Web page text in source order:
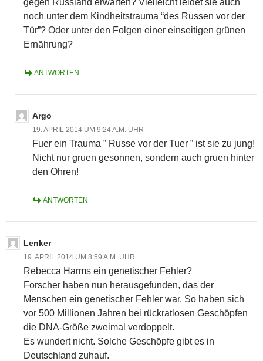
gegen Russland erwarten? Vielleicht leidet sie auch
noch unter dem Kindheitstrauma “des Russen vor der
Tür”? Oder unter den Folgen einer einseitigen grünen
Ernährung?
ANTWORTEN
Argo
19. APRIL 2014 UM 9:24 A.M. UHR
Fuer ein Trauma ” Russe vor der Tuer ” ist sie zu jung!
Nicht nur gruen gesonnen, sondern auch gruen hinter
den Ohren!
ANTWORTEN
Lenker
19. APRIL 2014 UM 8:59 A.M. UHR
Rebecca Harms ein genetischer Fehler?
Forscher haben nun herausgefunden, das der
Menschen ein genetischer Fehler war. So haben sich
vor 500 Millionen Jahren bei rückratlosen Geschöpfen
die DNA-Größe zweimal verdoppelt.
Es wundert nicht. Solche Geschöpfe gibt es in
Deutschland zuhauf.